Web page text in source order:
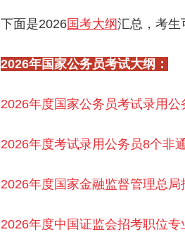
下面是2026国考大纲汇总，考生
2026年国家公务员考试大纲：
2026年度国家公务员考试录用
2026年度考试录用公务员8个非
2026年度国家金融监督管理总
2026年度中国证监会招考职位专